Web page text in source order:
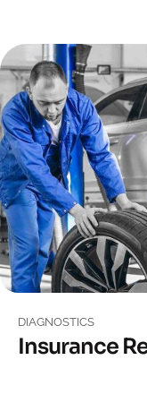
DIAGNOSTICS
Insurance